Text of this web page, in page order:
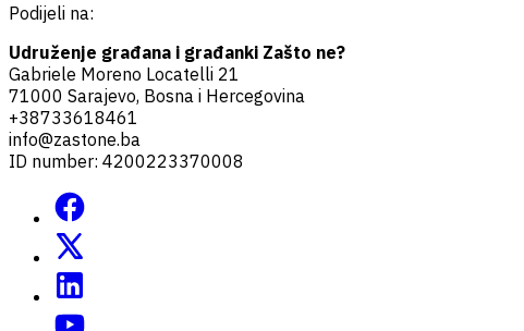
Podijeli na:
Udruženje građana i građanki Zašto ne?
Gabriele Moreno Locatelli 21
71000 Sarajevo, Bosna i Hercegovina
+38733618461
info@zastone.ba
ID number: 4200223370008